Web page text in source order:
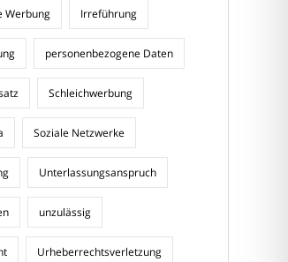
Werbung Irreführung
personenbezogene Daten
Schleichwerbung
Soziale Netzwerke
Unterlassungsanspruch
unzulässig
Urheberrechtsverletzung